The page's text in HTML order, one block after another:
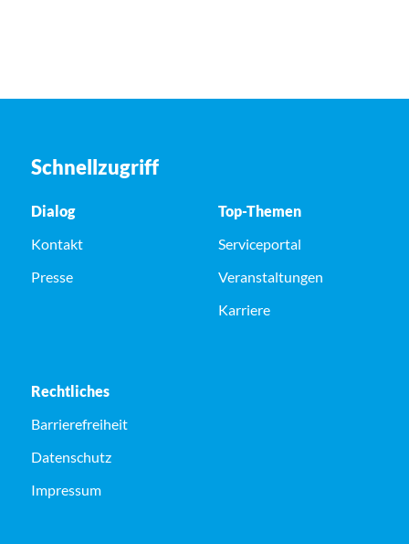
Schnellzugriff
Dialog
Kontakt
Presse
Top-Themen
Serviceportal
Veranstaltungen
Karriere
Rechtliches
Barrierefreiheit
Datenschutz
Impressum